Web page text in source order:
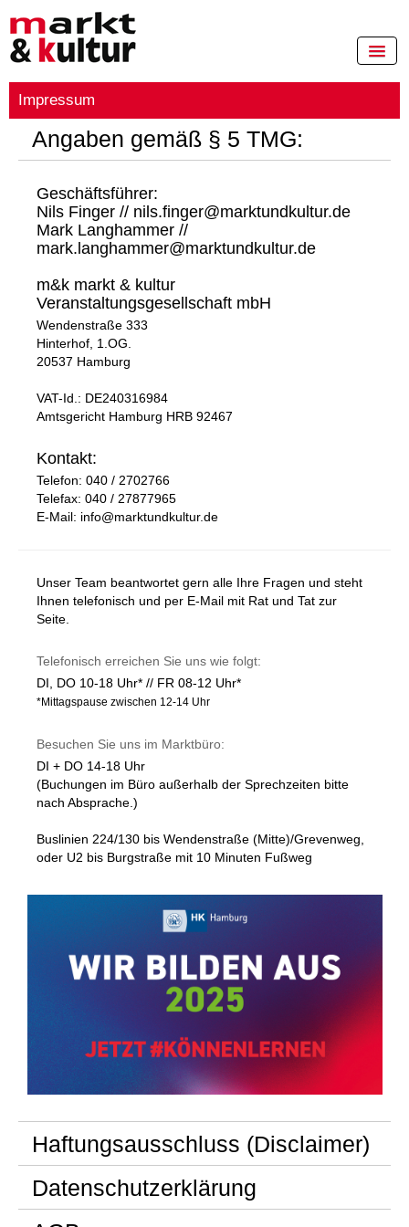
MÄRKTE
TERMINE / ANMELDUNG
ZELTVERMIETUNG
ÜBER UNS
KONTAKT
IMPRESSUM
FAQ
Impressum
Angaben gemäß § 5 TMG:
Geschäftsführer:
Nils Finger // nils.finger@marktundkultur.de
Mark Langhammer //
mark.langhammer@marktundkultur.de
m&k markt & kultur
Veranstaltungsgesellschaft mbH
Wendenstraße 333
Hinterhof, 1.OG.
20537 Hamburg
VAT-Id.: DE240316984
Amtsgericht Hamburg HRB 92467
Kontakt:
Telefon: 040 / 2702766
Telefax: 040 / 27877965
E-Mail: info@marktundkultur.de
Unser Team beantwortet gern alle Ihre Fragen und steht
Ihnen telefonisch und per E-Mail mit Rat und Tat zur
Seite.
Telefonisch erreichen Sie uns wie folgt:
DI, DO 10-18 Uhr* // FR 08-12 Uhr*
*Mittagspause zwischen 12-14 Uhr
Besuchen Sie uns im Marktbüro:
DI + DO 14-18 Uhr
(Buchungen im Büro außerhalb der Sprechzeiten bitte
nach Absprache.)
Buslinien 224/130 bis Wendenstraße (Mitte)/Grevenweg,
oder U2 bis Burgstraße mit 10 Minuten Fußweg
Haftungsausschluss (Disclaimer)
Haftung für Inhalte
Datenschutzerklärung